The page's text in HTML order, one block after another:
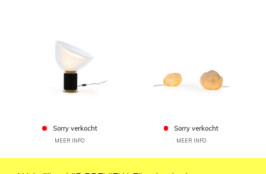
Sorry verkocht
MEER INFO
Sorry verkocht
MEER INFO